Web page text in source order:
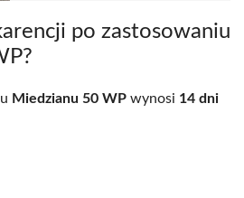
po zastosowaniu
Miedzianu 50 WP wynosi 14 dni